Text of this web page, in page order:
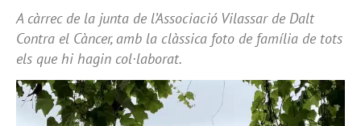
A càrrec de la junta de l’Associació Vilassar de Dalt
Contra el Càncer, amb la clàssica foto de família de tots
els que hi hagin col·laborat.